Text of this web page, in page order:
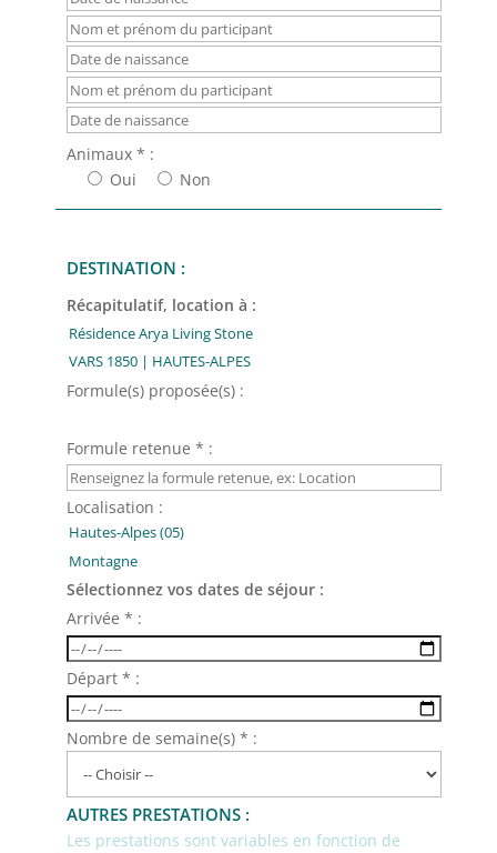
Animaux * :
Oui
Non
DESTINATION :
Récapitulatif, location à :
Formule(s) proposée(s) :
Formule retenue * :
Localisation :
Sélectionnez vos dates de séjour :
Arrivée * :
Départ * :
Nombre de semaine(s) * :
AUTRES PRESTATIONS :
Les prestations sont variables en fonction de